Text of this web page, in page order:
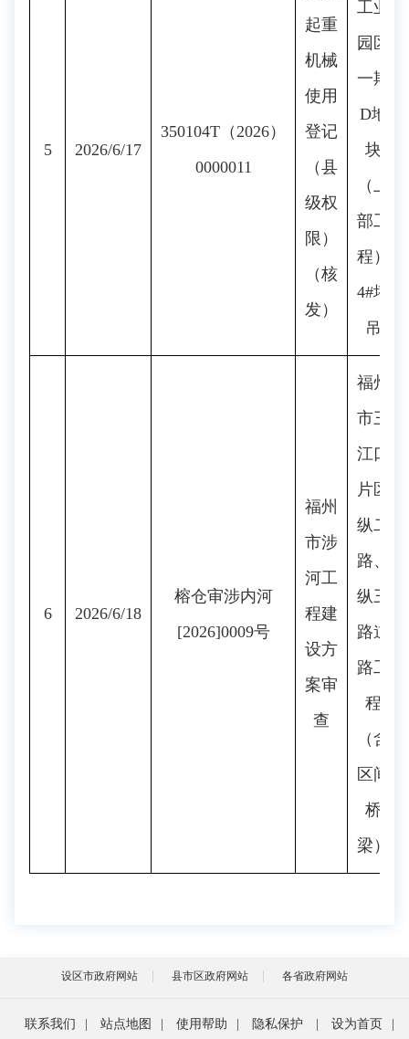
5 2026/6/17
350104T（2026）
0000011
起重
机械
使用
登记
（县
级权
限）
（核
发）
工业
园区
一期
D地
块
（上
部工
程）
4#塔
吊
6 2026/6/18
榕仓审涉内河
[2026]0009号
福州
市涉
河工
程建
设方
案审
查
福州
市三
江口
片区
纵二
路、
纵三
路道
路工
程
（含
区间
桥
梁）
设区市政府网站 县市区政府网站 各省政府网站
联系我们 站点地图 使用帮助 隐私保护 设为首页